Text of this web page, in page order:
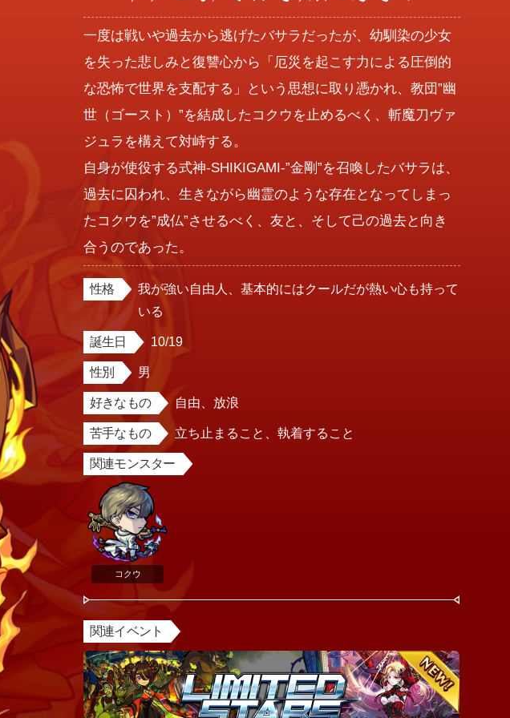
一度は戦いや過去から逃げたバサラだったが、幼馴染の少女
を失った悲しみと復讐心から「厄災を起こす力による圧倒的
な恐怖で世界を支配する」という思想に取り憑かれ、教団”幽
世（ゴースト）”を結成したコクウを止めるべく、斬魔刀ヴァ
ジュラを構えて対峙する。
自身が使役する式神-SHIKIGAMI-”金剛”を召喚したバサラは、
過去に囚われ、生きながら幽霊のような存在となってしまっ
たコクウを”成仏”させるべく、友と、そして己の過去と向き
合うのであった。
性格
我が強い自由人、基本的にはクールだが熱い心も持って
いる
誕生日 10/19
性別 男
好きなもの 自由、放浪
苦手なもの 立ち止まること、執着すること
関連モンスター
コクウ
関連イベント